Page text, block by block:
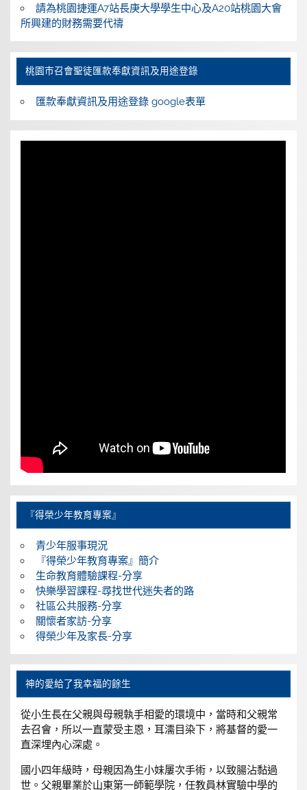
請為桃園捷運A7站長庚大學學生中心及A20站桃園大會
所興建的財務需要代禱
桃園巿召會聖徒匯款奉獻資訊及用途登錄
匯款奉獻資訊及用途登錄 google表單
『得榮少年教育專案』
青少年服事現況
『得榮少年教育專案』簡介
生命教育體驗課程-分享
快樂學習課程-尋找世代迷失者的路
社區公共服務-分享
關懷者家訪-分享
得榮少年及家長-分享
神的愛給了我幸福的餘生
從小生長在父親與母親執手相愛的環境中，當時和父親常
去召會，所以一直蒙受主恩，耳濡目染下，將基督的愛一
直深埋內心深處。
國小四年級時，母親因為生小妹屢次手術，以致腸沾黏過
世。父親畢業於山東第一師範學院，任教員林實驗中學的